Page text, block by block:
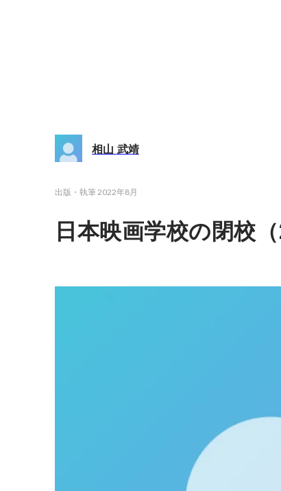
相山 武靖
出版・執筆2022年8月
日本映画学校の閉校